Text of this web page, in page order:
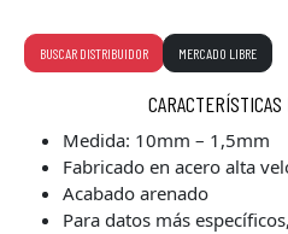
BUSCAR DISTRIBUIDOR MERCADO LIBRE
Medida: 10mm – 1,5mm
Fabricado en acero alta
Acabado arenado
Para datos más